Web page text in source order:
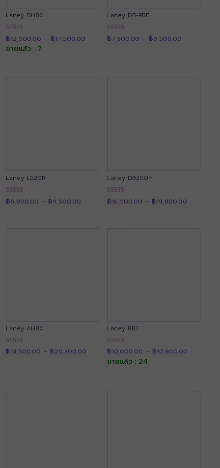
Laney DH80
ให้คะแนน
4.88
ตั้งแต่ 1-5
฿12,500.00 – ฿17,500.00
ขายแล้ว : 7
Laney DB-PRE
ให้คะแนน
4.89
฿7,900.00 – ฿9,500.00range:
Laney LG20R
ให้คะแนน
4.88
฿6,800.00 – ฿9,500.00
Laney DB200H
ให้คะแนน
4.90
฿16,500.00 – ฿19,800.00range:
Laney AH80
ให้คะแนน
4.89
฿14,500.00 – ฿20,300.00
฿14,500.00
through
Laney RB2
ให้คะแนน
4.91
ตั้งแต่ 1-5
฿10,000.00 – ฿10,800.00range:
ขายแล้ว : 24